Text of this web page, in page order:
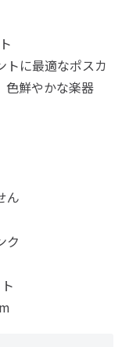
トに最適なポスカ
色鮮やかな楽器
ん
ク
ト